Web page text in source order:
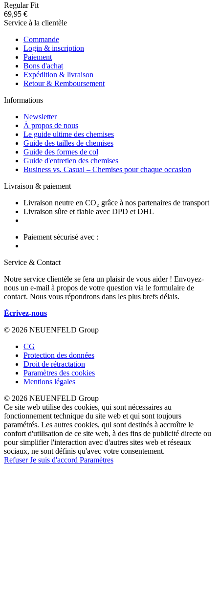
Regular Fit
69,95 €
Service à la clientèle
Commande
Login & inscription
Paiement
Bons d'achat
Expédition & livraison
Retour & Remboursement
Informations
Newsletter
À propos de nous
Le guide ultime des chemises
Guide des tailles de chemises
Guide des formes de col
Guide d'entretien des chemises
Business vs. Casual – Chemises pour chaque occasion
Livraison & paiement
Livraison neutre en CO₂ grâce à nos partenaires de transport
Livraison sûre et fiable avec DPD et DHL
Paiement sécurisé avec :
Service & Contact
Notre service clientèle se fera un plaisir de vous aider ! Envoyez-
nous un e-mail à propos de votre question via le formulaire de
contact. Nous vous répondrons dans les plus brefs délais.
Écrivez-nous
© 2026 NEUENFELD Group
CG
Protection des données
Droit de rétractation
Paramètres des cookies
Mentions légales
© 2026 NEUENFELD Group
Ce site web utilise des cookies, qui sont nécessaires au
fonctionnement technique du site web et qui sont toujours
paramétrés. Les autres cookies, qui sont destinés à accroître le
confort d'utilisation de ce site web, à des fins de publicité directe ou
pour simplifier l'interaction avec d'autres sites web et réseaux
sociaux, ne sont définis qu'avec votre consentement.
RefuserJe suis d'accord Paramètres